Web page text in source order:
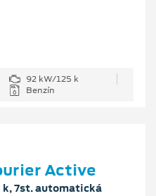
92 kW/125 k
Benzín
Active
k, 7st. automatická